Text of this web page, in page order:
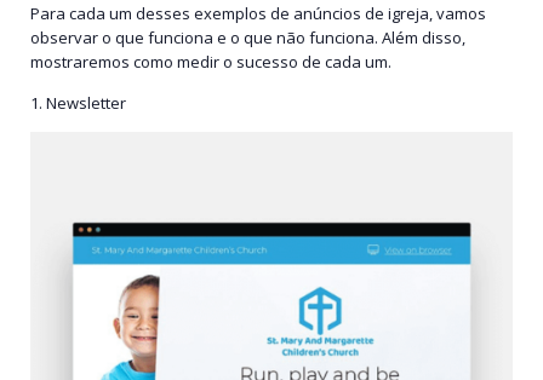
Para cada um desses exemplos de anúncios de igreja, vamos
observar o que funciona e o que não funciona. Além disso,
mostraremos como medir o sucesso de cada um.
1. Newsletter